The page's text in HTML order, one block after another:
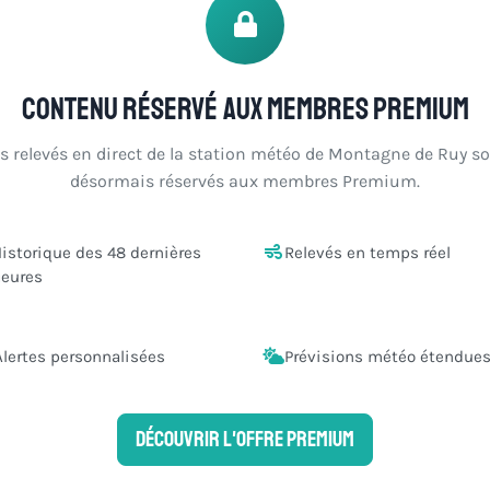
Contenu réservé aux membres Premium
relevés en direct de la station météo de Montagne de Ruy
désormais réservés aux membres Premium.
des 48 dernières
Relevés en temps réel
personnalisées Prévisions météo étendues
Découvrir l'offre Premium